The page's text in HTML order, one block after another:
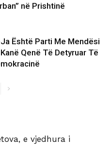
në Prishtinë
Është Parti Me Mendësi
Qenë Të Detyruar Të
e vjedhura i